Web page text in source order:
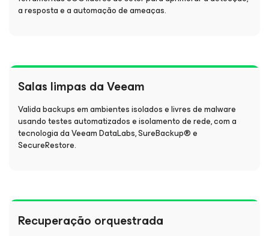
a resposta e a automação de ameaças.
Salas limpas da Veeam
Valida backups em ambientes isolados e livres de malware
usando testes automatizados e isolamento de rede, com a
tecnologia da Veeam DataLabs, SureBackup® e
SecureRestore.
Recuperação orquestrada